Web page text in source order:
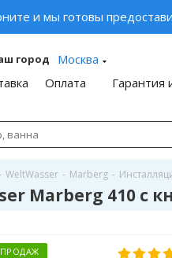
и мы готовы
город
Москва
Оплата Гарантия
WeltWasser - Marberg -
Marberg 410 с